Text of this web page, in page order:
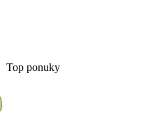
Top ponuky